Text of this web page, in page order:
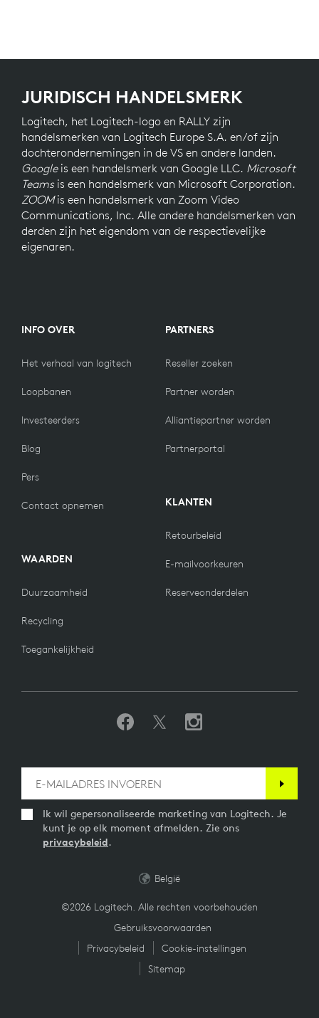
JURIDISCH HANDELSMERK
Logitech, het Logitech-logo en RALLY zijn
handelsmerken van Logitech Europe S.A. en/of zijn
dochterondernemingen in de VS en andere landen.
Googleis een handelsmerk van Google LLC. Microsoft
Teamsis een handelsmerk van Microsoft Corporation.
ZOOMis een handelsmerk van Zoom Video
Communications, Inc. Alle andere handelsmerken van
derden zijn het eigendom van de respectievelijke
eigenaren.
INFO OVER
Het verhaal van logitech
Loopbanen
Investeerders
Blog
Pers
Contact opnemen
WAARDEN
Duurzaamheid
Recycling
Toegankelijkheid
PARTNERS
Reseller zoeken
Partner worden
Alliantiepartner worden
Partnerportal
KLANTEN
Retourbeleid
E-mailvoorkeuren
Reserveonderdelen
Ik wil gepersonaliseerde marketing van Logitech. Je
kunt je op elk moment afmelden. Zie ons
privacybeleid.
©2026 Logitech. Alle rechten voorbehouden
Gebruiksvoorwaarden
Privacybeleid
Cookie-instellingen
Sitemap
België